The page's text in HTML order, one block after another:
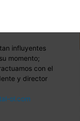
influyentes
momento;
con el
y director
ol.com